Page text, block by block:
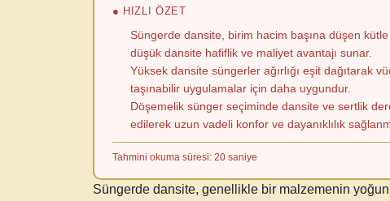
● HIZLI ÖZET
Süngerde dansite, birim hacim başına düşen
düşük dansite hafiflik ve maliyet avantajı sunar.
Yüksek dansite süngerler ağırlığı eşit dağıtarak
taşınabilir uygulamalar için daha uygundur.
Döşemelik sünger seçiminde dansite ve sertlik
edilerek uzun vadeli konfor ve dayanıklılık
Tahmini okuma süresi: 20 saniye
Süngerde dansite, genellikle bir malzemenin